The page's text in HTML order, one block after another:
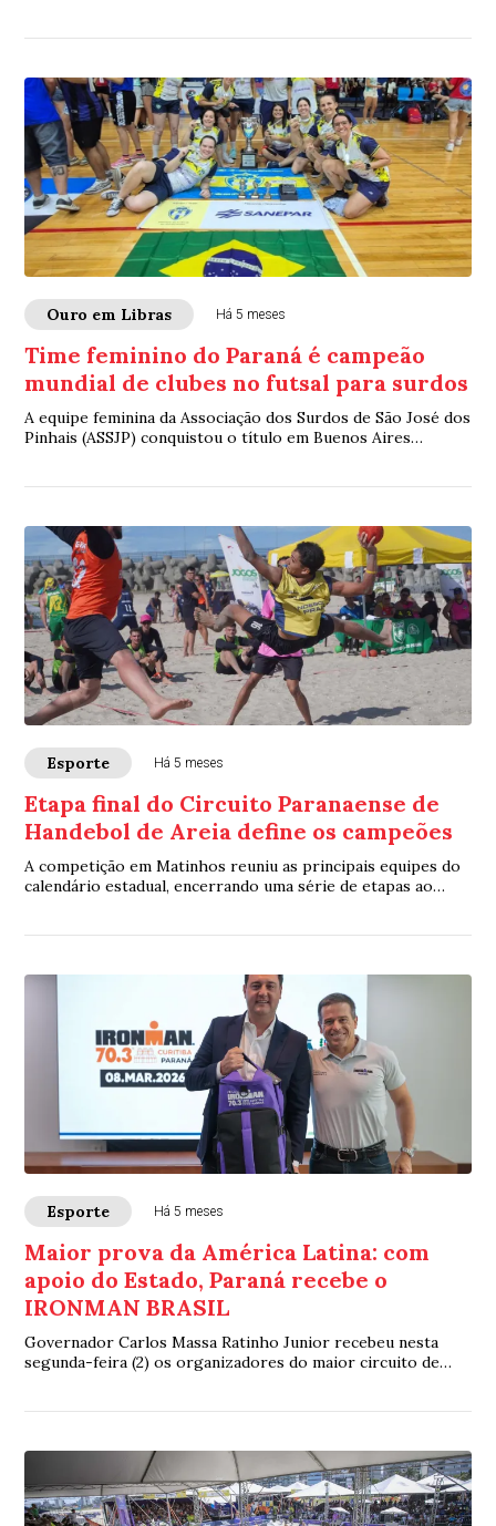
Ouro em Libras Há 5 meses
Time feminino do Paraná é campeão
mundial de clubes no futsal para surdos
A equipe feminina da Associação dos Surdos de São José dos
Pinhais (ASSJP) conquistou o título em Buenos Aires
Esporte Há 5 meses
Etapa final do Circuito Paranaense de
Handebol de Areia define os campeões
A competição em Matinhos reuniu as principais equipes do
calendário estadual, encerrando uma série de etapas ao
Esporte Há 5 meses
Maior prova da América Latina: com
apoio do Estado, Paraná recebe o
IRONMAN BRASIL
Governador Carlos Massa Ratinho Junior recebeu nesta
segunda-feira (2) os organizadores do maior circuito de